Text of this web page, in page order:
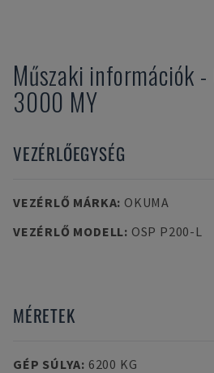
Műszaki információk -
3000 MY
VEZÉRLŐEGYSÉG
VEZÉRLŐ MÁRKA: OKUMA
VEZÉRLŐ MODELL: OSP P200-L
MÉRETEK
GÉP SÚLYA: 6200 KG